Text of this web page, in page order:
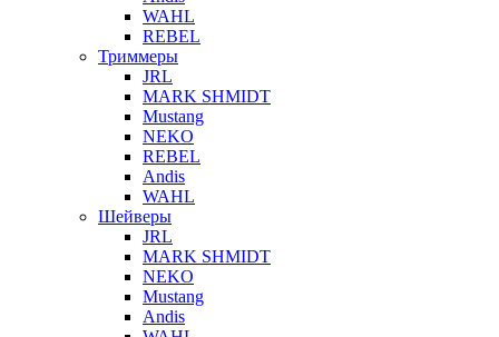
WAHL
REBEL
Триммеры
JRL
MARK SHMIDT
Mustang
NEKO
REBEL
Andis
WAHL
Шейверы
JRL
MARK SHMIDT
NEKO
Mustang
Andis